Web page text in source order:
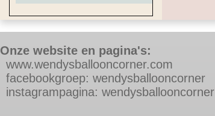
Onze website en pagina's:
www.wendysballooncorner.com
facebookgroep: wendysballooncorner
instagrampagina: wendysballooncorner